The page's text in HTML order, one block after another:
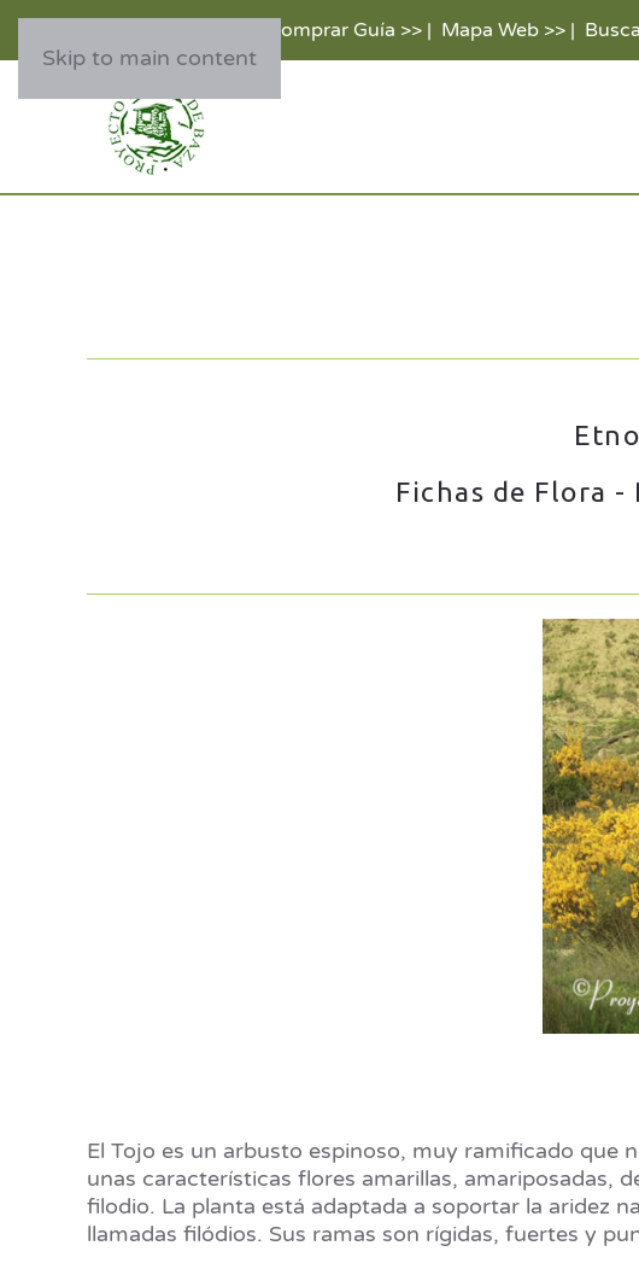
Skip to main content
Comprar Guía >>| Mapa Web >>|
Fichas de Flora
El Tojo es un arbusto espinoso, muy ramificado que
unas características flores amarillas, amariposadas,
filodio. La planta está adaptada a soportar la aridez
llamadas filódios. Sus ramas son rígidas, fuertes y